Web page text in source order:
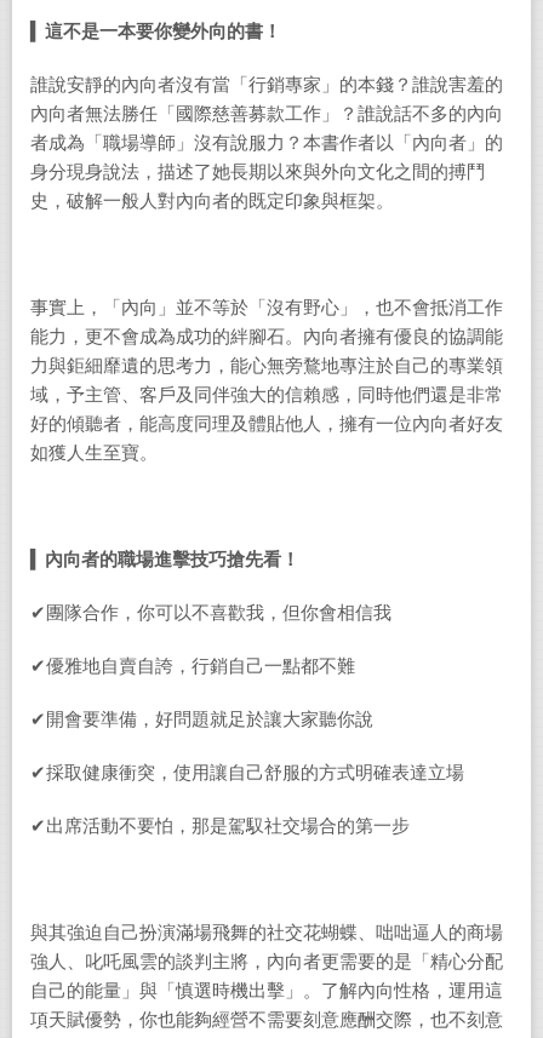
這不是一本要你變外向的書！
誰說安靜的內向者沒有當「行銷專家」的本錢？誰說害羞的
內向者無法勝任「國際慈善募款工作」？誰說話不多的內向
者成為「職場導師」沒有說服力？本書作者以「內向者」的
身分現身說法，描述了她長期以來與外向文化之間的搏鬥
史，破解一般人對內向者的既定印象與框架。
事實上，「內向」並不等於「沒有野心」，也不會抵消工作
能力，更不會成為成功的絆腳石。內向者擁有優良的協調能
力與鉅細靡遺的思考力，能心無旁鶩地專注於自己的專業領
域，予主管、客戶及同伴強大的信賴感，同時他們還是非常
好的傾聽者，能高度同理及體貼他人，擁有一位內向者好友
如獲人生至寶。
內向者的職場進擊技巧搶先看！
✔團隊合作，你可以不喜歡我，但你會相信我
✔優雅地自賣自誇，行銷自己一點都不難
✔開會要準備，好問題就足於讓大家聽你說
✔採取健康衝突，使用讓自己舒服的方式明確表達立場
✔出席活動不要怕，那是駕馭社交場合的第一步
與其強迫自己扮演滿場飛舞的社交花蝴蝶、咄咄逼人的商場
強人、叱吒風雲的談判主將，內向者更需要的是「精心分配
自己的能量」與「慎選時機出擊」。了解內向性格，運用這
項天賦優勢，你也能夠經營不需要刻意應酬交際，也不刻意